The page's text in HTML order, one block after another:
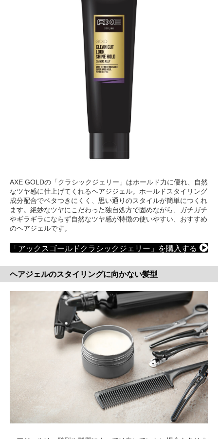
AXE GOLDの「クラシックジェリー」はホールド力に優れ、自然
なツヤ感に仕上げてくれるヘアジジェル。ホールドスタイリング
成分配合でベタつきにくく、思い通りのスタイルが簡単につくれ
ます。絶妙なツヤにこだわった独自処方で固めながら、ガチガチ
やギラギラにならず自然なツヤ感が特徴の使いやすい、おすすめ
のヘアジェルです。
「アックスゴールドクラシックジェリー」を購入する
ヘアジェルのスタイリングに向かない髪型